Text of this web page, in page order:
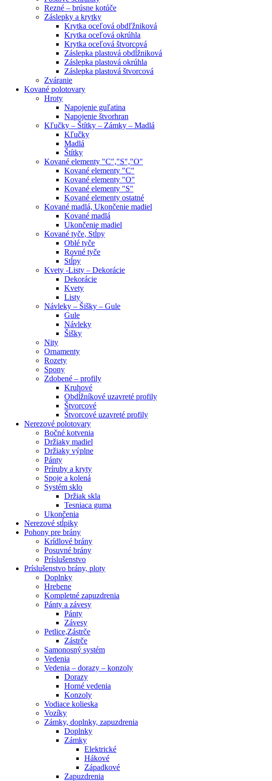
Rezné – brúsne kotúče
Záslepky a krytky
Krytka oceľová obdľžniková
Krytka oceľová okrúhla
Krytka oceľová štvorcová
Záslepka plastová obdĺžniková
Záslepka plastová okrúhla
Záslepka plastová štvorcová
Zváranie
Kované polotovary
Hroty
Napojenie guľatina
Napojenie štvorhran
Kľučky – Štítky – Zámky – Madlá
Kľučky
Madlá
Štítky
Kované elementy "C","S","O"
Kované elementy "C"
Kované elementy "O"
Kované elementy "S"
Kované elementy ostatné
Kované madlá, Ukončenie madiel
Kované madlá
Ukončenie madiel
Kované tyče, Stĺpy
Oblé tyče
Rovné tyče
Stĺpy
Kvety -Listy – Dekorácie
Dekorácie
Kvety
Listy
Návleky – Šišky – Gule
Gule
Návleky
Šišky
Nity
Ornamenty
Rozety
Spony
Zdobené – profily
Kruhové
Obdĺžníkové uzavreté profily
Štvorcové
Štvorcové uzavreté profily
Nerezové polotovary
Bočné kotvenia
Držiaky madiel
Držiaky výplne
Pánty
Príruby a kryty
Spoje a kolená
Systém sklo
Držiak skla
Tesniaca guma
Ukončenia
Nerezové stĺpiky
Pohony pre brány
Krídlové brány
Posuvné brány
Príslušenstvo
Príslušenstvo brány, ploty
Doplnky
Hrebene
Kompletné zapuzdrenia
Pánty a závesy
Pánty
Závesy
Petlice,Zástrče
Zástrče
Samonosný systém
Vedenia
Vedenia – dorazy – konzoly
Dorazy
Horné vedenia
Konzoly
Vodiace kolieska
Vozíky
Zámky, doplnky, zapuzdrenia
Doplnky
Zámky
Elektrické
Hákové
Západkové
Zapuzdrenia